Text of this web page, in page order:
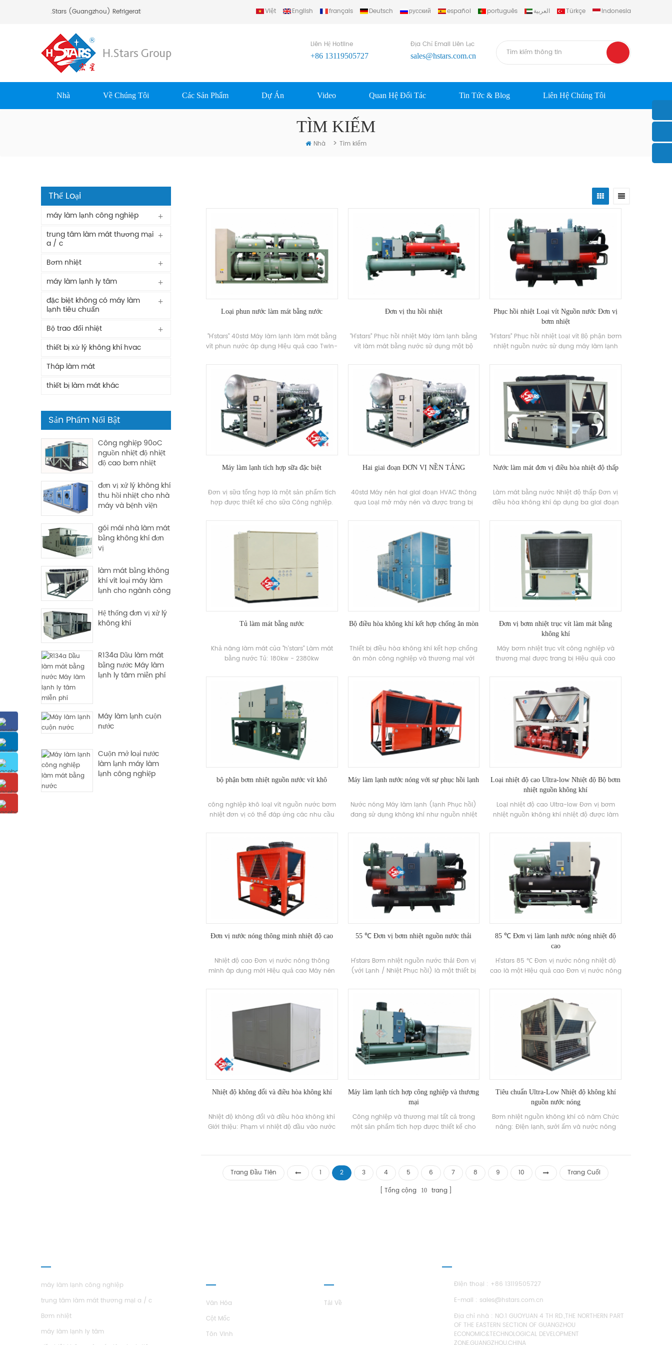
Mừng Bạn Đến H.Stars (Guangzhou) Refrigerating Equipment Group Ltd.. Việt English français Deutsch русский español português العربية Türkçe Indonesia
Liên Hệ Hotline
+86 13119505727
Địa Chỉ Email Liên Lạc
sales@hstars.com.cn
Nhà Về Chúng Tôi Các Sản Phẩm Dự Án Video Quan Hệ Đối Tác Tin Tức & Blog Liên Hệ Chúng Tôi
TÌM KIẾM
Nhà > Tìm kiếm
Loại phun nước làm mát bằng nước
"H'stars" 40std Máy làm lạnh làm mát bằng
vít phun nước áp dụng Hiệu quả cao Twin-
quả cao Xịt bay hơi, R22, chỉ 34A Chất làm
lạnh, hiệu quả năng lượng lên tới 5.5. Đơn
vị có 20 tiêu chuẩn Thông số kỹ thuật.
Đơn vị thu hồi nhiệt
"H'stars" Phục hồi nhiệt Máy làm lạnh bằng
vít làm mát bằng nước sử dụng một bộ
đổi nhiệt giữa hơi lạnh và nước trong Quá
trình điện lạnh, cung cấp cho khách hàng
điều hòa không khí và điều hòa không khí
và một lượng lớn nước nóng trong nước.
Phục hồi nhiệt Loại vít Nguồn nước Đơn vị
bơm nhiệt
"H'stars" Phục hồi nhiệt Loại vít Bộ phận bơm
nhiệt nguồn nước sử dụng máy làm lạnh
nước trong Hoạt động, chuyển đổi Tiêu thụ
năng lượng Làm nóng nước nóng có thể
sử dụng, và cung cấp một lượng lớn điều
hòa không khí trong khi cung cấp điều hòa
không khí. Nước nóng trong Cuộc sống.
Máy làm lạnh tích hợp sữa đặc biệt
Đơn vị sữa tổng hợp là một sản phẩm tích
hợp được thiết kế cho sữa Công nghiệp.
chứa nước đông lạnh, máy bơm nước tuần
hoàn đông lạnh, hệ thống đường thủy và
Hai giai đoạn ĐƠN VỊ NỀN TẢNG
40std Máy nén hai giai đoạn HVAC thông
qua Loại mở máy nén và được trang bị
và sản xuất. Áp dụng cho R22, R404a và
các chất làm lạnh khác, thu hồi nhiệt có
thể được cấu hình theo khách hàng Năng
lượng nhiệt Yêu cầu. Các mô hình nhiệt độ
trung bình, nhiệt độ trung bình và nhiệt độ
thấp được thiết kế cho các dự án khác
nhau Yêu cầu. 380V, 3KV, 6KV, 10kV và các
điện áp khác có thể được đã chọn.
Nước làm mát đơn vị điều hòa nhiệt độ thấp
Làm mát bằng nước Nhiệt độ thấp Đơn vị
điều hòa không khí áp dụng ba giai đoạn
cầu tải làm mát của việc sử dụng Môi
trường. Thiết bị áp dụng bộ điều khiển máy
vi tính đặc biệt để điều khiển nhiệt độ thấp
quá trình hành động và tự động hoạt động
sau khi đặt nhiệt độ theo thực tế nhu cầu.
Tấm bên ngoài được làm bằng thép không
gỉ, đáp ứng các yêu cầu vệ sinh của thực
phẩm Sản xuất.
Tủ làm mát bằng nước
Khả năng làm mát của "h'stars" Làm mát
bằng nước Tủ: 180kw - 2380kw
Bộ điều hòa không khí kết hợp chống ăn mòn
Thiết bị điều hòa không khí kết hợp chống
ăn mòn công nghiệp và thương mại với
không khí này được sử dụng rộng rãi trong
những người đó Các ngành công nghiệp
có bằng chứng ăn mòn Yêu cầu.
Đơn vị bơm nhiệt trục vít làm mát bằng
không khí
Máy bơm nhiệt trục vít công nghiệp và
thương mại được trang bị Hiệu quả cao
rãi trong việc xây dựng hệ thống điều hòa
không khí, văn phòng vừa và nhỏ, xưởng
xưởng, cửa hàng rượu vang, biệt thự và
máy lạnh khác Môi trường.
bộ phận bơm nhiệt nguồn nước vít khô
công nghiệp khô loại vít nguồn nước bơm
nhiệt đơn vị có thể đáp ứng các nhu cầu
thông qua nhiệt nguồn nước cao cấp bơm
hệ thống điều hòa trung tâm. bên cạnh đó,
có không cần hệ thống lò hơi để sưởi ấm,
không cần tháp giải nhiệt cho làm mát, và
không có ô nhiễm hoặc phát thải được
thực hiện trong quá trình sử dụng.
Máy làm lạnh nước nóng với sự phục hồi lạnh
Nước nóng Máy làm lạnh (lạnh Phục hồi)
đang sử dụng không khí như nguồn nhiệt
năng lượng, hiệu quả cao và bảo vệ môi
trường, chất thải lạnh thải ra trong quá
trình sưởi ấm được phục hồi thông qua
thiết bị phục hồi lạnh, để cải thiện hiệu quả
năng lượng toàn diện và nhận ra điện lạnh
chi phí không
Loại nhiệt độ cao Ultra-low Nhiệt độ Bộ bơm
nhiệt nguồn không khí
Loại nhiệt độ cao Ultra-low Đơn vị bơm
nhiệt nguồn không khí nhiệt độ được làm
qua bơm nhiệt có công suất sưởi ấm định
mức 88KW Công suất đầu vào 37,5kw
Phạm vi nhiệt độ nước nóng 55 ° C-85 ° C
Đơn vị nước nóng thông minh nhiệt độ cao
Nhiệt độ cao Đơn vị nước nóng thông
minh áp dụng mới Hiệu quả cao Máy nén
được phát triển để mạ điện, in và nhuộm, y
học và các ngành công nghiệp khác.
55 ℃ Đơn vị bơm nhiệt nguồn nước thải
H'stars Bơm nhiệt nguồn nước thải Đơn vị
(với Lạnh / Nhiệt Phục hồi) là một thiết bị
cho nhà tắm, hồ bơi suối nước nóng, hồ
bơi và các nơi tắm khác, chiết nhiệt từ
nước thải sinh hoạt, tiết kiệm năng lượng
và bảo vệ Môi trường.Energy Tiết kiệm là
30% ~ 50% So với phương pháp sưởi ấm
thông thường, có thể làm giảm đáng kể
hoạt động Chi phí.
85 ℃ Đơn vị làm lạnh nước nóng nhiệt độ
cao
H'stars 85 ℃ Đơn vị nước nóng nhiệt độ
cao là một Hiệu quả cao Đơn vị nước nóng
Nhiệt độ của nước đầu vào và nước ngoài
của nguồn nhiệt nhiệt độ thấp là 5-20oC
và phạm vi ứng dụng là rộng. Nhiệt độ
nước phía sau nhiệt độ cao là giữa 65-85
℃. Áp dụng chất làm lạnh bảo vệ môi
trường xanh HFC-134A.
Nhiệt độ không đổi và điều hòa không khí
Nhiệt độ không đổi và điều hòa không khí
Giới thiệu: Phạm vi nhiệt độ đầu vào nước
vi kiểm soát độ ẩm là 50 ~ 70%. ± 5% và
các bộ lọc không khí đặc biệt được cấu
hình theo nhu cầu khác nhau. Thương
Máy làm lạnh tích hợp công nghiệp và thương
mại
Công nghiệp và thương mại tất cả trong
một sản phẩm tích hợp được thiết kế cho
tiện và giảm lắp đặt kỹ thuật chi phí.
Tiêu chuẩn Ultra-Low Nhiệt độ không khí
nguồn nước nóng
Bơm nhiệt nguồn không khí có năm Chức
năng: Điện lạnh, sưởi ấm và nước nóng
Nó cung cấp nước nóng trong nước cho
cả năm, để một máy có thể được sử dụng,
tiết kiệm không gian sàn và giảm đầu tư
Trang Đầu Tiên 1 2 3 4 5 6 7 8 9 10
Trang Cuối
Tổng cộng
10 trang
Thể Loại
máy làm lạnh công nghiệp
trung tâm làm mát thương mại
a / c
Bơm nhiệt
máy làm lạnh ly tâm
đặc biệt không có máy làm
lạnh tiêu chuẩn
Bộ trao đổi nhiệt
thiết bị xử lý không khí hvac
Tháp làm mát
thiết bị làm mát khác
Sản Phẩm Nổi Bật
Công nghiệp 90oC
nguồn nhiệt độ nhiệt
độ cao bơm nhiệt
đơn vị xử lý không khí
thu hồi nhiệt cho nhà
máy và bệnh viện
gói mái nhà làm mát
bằng không khí đơn
vị
làm mát bằng không
khí vít loại máy làm
lạnh cho ngành công
Hệ thống đơn vị xử lý
không khí
R134a Dầu làm mát
bằng nước Máy làm
lạnh ly tâm miễn phí
Máy làm lạnh cuộn
nước
Cuộn mở loại nước
làm lạnh máy làm
lạnh công nghiệp
máy làm lạnh công nghiệp
trung tâm làm mát thương mại a / c
Bơm nhiệt
máy làm lạnh ly tâm
Văn Hóa
Cột Mốc
Tôn Vinh
Tải Về
Điện thoại : +86 13119505727
E-mail : sales@hstars.com.cn
Địa chỉ nhà : NO.1 GUOYUAN 4 TH RD.,THE NORTHERN PART
OF THE EASTERN SECTION OF GUANGZHOU
ECONOMIC&TECHNOLOGICAL DEVELOPMENT
ZONE,GUANGZHOU,CHINA